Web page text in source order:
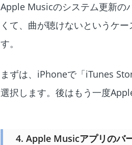
Apple Musicのシステム更新の
くて、曲が聴けないというケ
す。
まずは、iPhoneで「iTunes
選択します。後はもう一度
4. Apple Musicアプリのバ